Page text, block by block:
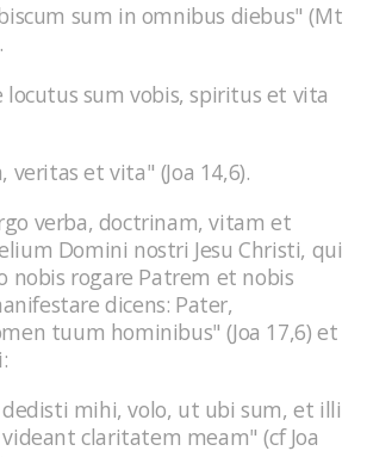
sum in omnibus diebus" (Mt
sum vobis, spiritus et vita
veritas et vita" (Joa 14,6).
verba, doctrinam, vitam et
Domini nostri Jesu Christi, qui
nobis rogare Patrem et nobis
dicens: Pater,
tuum hominibus" (Joa 17,6) et
mihi, volo, ut ubi sum, et illi
claritatem meam" (cf Joa